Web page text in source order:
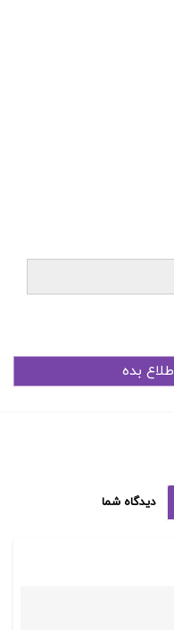
دیدگاه شما